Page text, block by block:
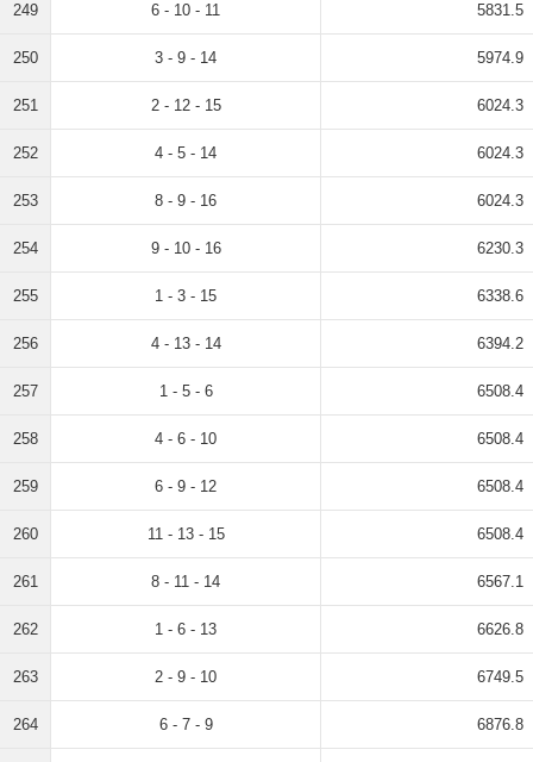
249 6 - 10 - 11 5831.5
250 3 - 9 - 14 5974.9
251 2 - 12 - 15 6024.3
252 4 - 5 - 14 6024.3
253 8 - 9 - 16 6024.3
254 9 - 10 - 16 6230.3
255 1 - 3 - 15 6338.6
256 4 - 13 - 14 6394.2
257 1 - 5 - 6 6508.4
258 4 - 6 - 10 6508.4
259 6 - 9 - 12 6508.4
260 11 - 13 - 15 6508.4
261 8 - 11 - 14 6567.1
262 1 - 6 - 13 6626.8
263 2 - 9 - 10 6749.5
264 6 - 7 - 9 6876.8